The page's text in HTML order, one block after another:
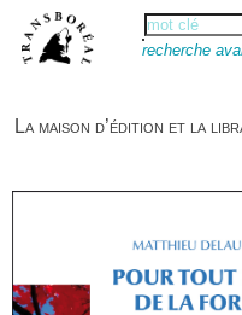
recherche
La maison d’édition et la